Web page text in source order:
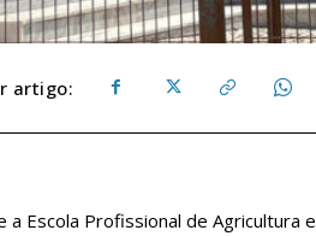
artigo:
Escola Profissional de Agricultura e